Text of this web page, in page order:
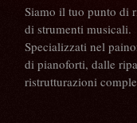
Siamo il tuo punto di
di strumenti musicali.
Specializzati nel
di pianoforti, dalle
ristrutturazioni